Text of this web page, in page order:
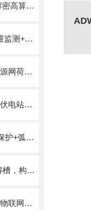
从“被动挨打”到“主动防御”，解密高算力时代数据中心安全供电方案
ASCM2智能塑壳断路器：多维监测+远程管控，赋能低压配电智能化升级
从单点到集群：政策迭代下，源网荷储微电网如何适配绿电直连？
低压光伏并网如何防孤岛？光伏电站并网不再怕“失联”：防孤岛保护方案详解
揭秘制酸厂电力“守护神”微机保护+弧光监测实现毫秒级故障切除
零碳氢能之路：从10kV到电解槽，构建安全高效的整流供电体系
边缘与现场的互联枢纽：工业物联网网关的协议解构与数据治理逻辑